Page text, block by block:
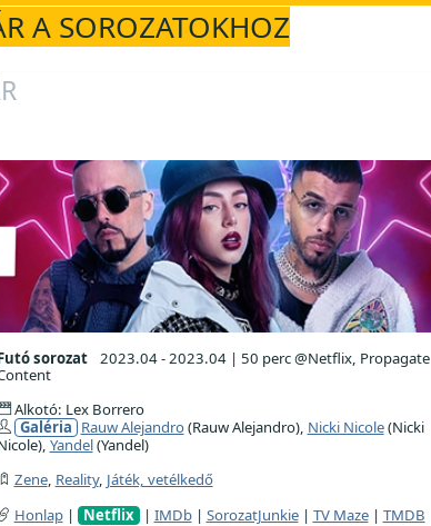
A SOROZATOKHOZ
sorozat 2023.04 - 2023.04 | 50 perc @Netflix, Propagate
Alkotó: Lex Borrero
Galéria Rauw Alejandro(Rauw Alejandro), Nicki Nicole(Nicki
Yandel(Yandel)
Zene, Reality, Játék, vetélkedő
Honlap| Netflix | IMDb| SorozatJunkie| TV Maze| TMDB